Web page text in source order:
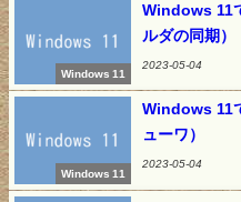
Windows 11
Windows 11
ルダの同期）
2023-05-04
Windows 11
Windows 11
ューワ）
2023-05-04